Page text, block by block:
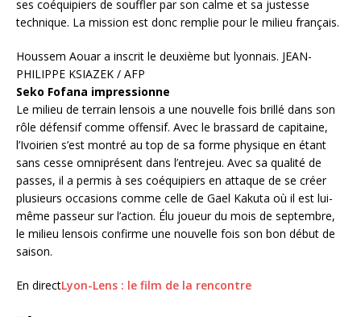
ses coéquipiers de souffler par son calme et sa justesse
technique. La mission est donc remplie pour le milieu français.
Houssem Aouar a inscrit le deuxième but lyonnais. JEAN-
PHILIPPE KSIAZEK / AFP
Seko Fofana impressionne
Le milieu de terrain lensois a une nouvelle fois brillé dans son
rôle défensif comme offensif. Avec le brassard de capitaine,
l’Ivoirien s’est montré au top de sa forme physique en étant
sans cesse omniprésent dans l’entrejeu. Avec sa qualité de
passes, il a permis à ses coéquipiers en attaque de se créer
plusieurs occasions comme celle de Gael Kakuta où il est lui-
même passeur sur l’action. Élu joueur du mois de septembre,
le milieu lensois confirme une nouvelle fois son bon début de
saison.
En directLyon-Lens : le film de la rencontre